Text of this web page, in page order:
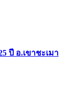
ปี อ.เขาชะเมา